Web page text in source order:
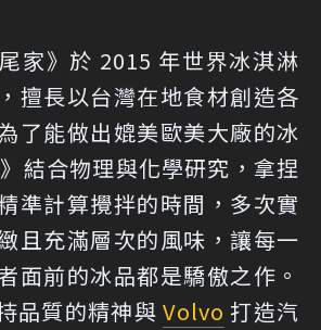
家》於 2015 年世界冰淇淋
擅長以台灣在地食材創造各
了能做出媲美歐美大廠的冰
結合物理與化學研究，拿捏
準計算攪拌的時間，多次實
且充滿層次的風味，讓每一
面前的冰品都是驕傲之作。
品質的精神與Volvo 打造汽